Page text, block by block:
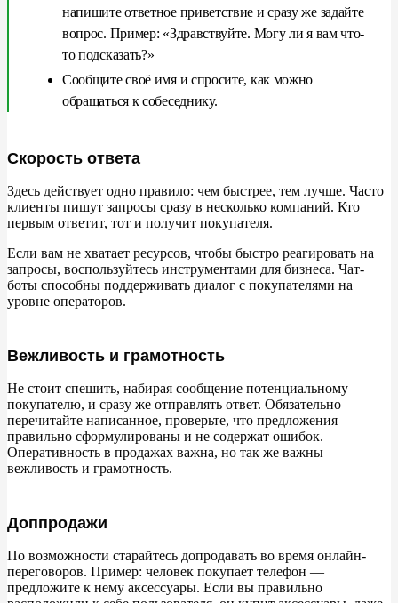
напишите ответное приветствие и сразу же задайте
вопрос. Пример: «Здравствуйте. Могу ли я вам что-
то подсказать?»
Сообщите своё имя и спросите, как можно
обращаться к собеседнику.
Скорость ответа
Здесь действует одно правило: чем быстрее, тем лучше. Часто
клиенты пишут запросы сразу в несколько компаний. Кто
первым ответит, тот и получит покупателя.
Если вам не хватает ресурсов, чтобы быстро реагировать на
запросы, воспользуйтесь инструментами для бизнеса. Чат-
боты способны поддерживать диалог с покупателями на
уровне операторов.
Вежливость и грамотность
Не стоит спешить, набирая сообщение потенциальному
покупателю, и сразу же отправлять ответ. Обязательно
перечитайте написанное, проверьте, что предложения
правильно сформулированы и не содержат ошибок.
Оперативность в продажах важна, но так же важны
вежливость и грамотность.
Доппродажи
По возможности старайтесь допродавать во время онлайн-
переговоров. Пример: человек покупает телефон —
предложите к нему аксессуары. Если вы правильно